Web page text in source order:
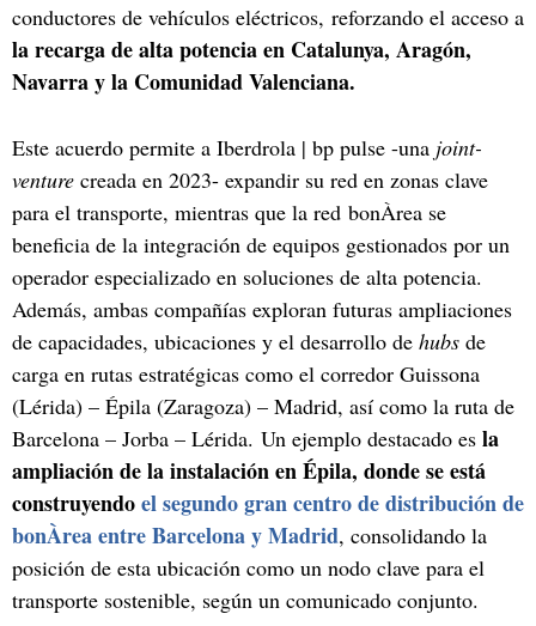
conductores de vehículos eléctricos, reforzando el acceso a
la recarga de alta potencia en Catalunya, Aragón,
Navarra y la Comunidad Valenciana.
Este acuerdo permite a Iberdrola | bp pulse -una joint-
venture creada en 2023- expandir su red en zonas clave
para el transporte, mientras que la red bonÀrea se
beneficia de la integración de equipos gestionados por un
operador especializado en soluciones de alta potencia.
Además, ambas compañías exploran futuras ampliaciones
de capacidades, ubicaciones y el desarrollo de hubs de
carga en rutas estratégicas como el corredor Guissona
(Lérida) – Épila (Zaragoza) – Madrid, así como la ruta de
Barcelona – Jorba – Lérida. Un ejemplo destacado es la
ampliación de la instalación en Épila, donde se está
construyendoel segundo gran centro de distribución de
bonÀrea entre Barcelona y Madrid, consolidando la
posición de esta ubicación como un nodo clave para el
transporte sostenible, según un comunicado conjunto.